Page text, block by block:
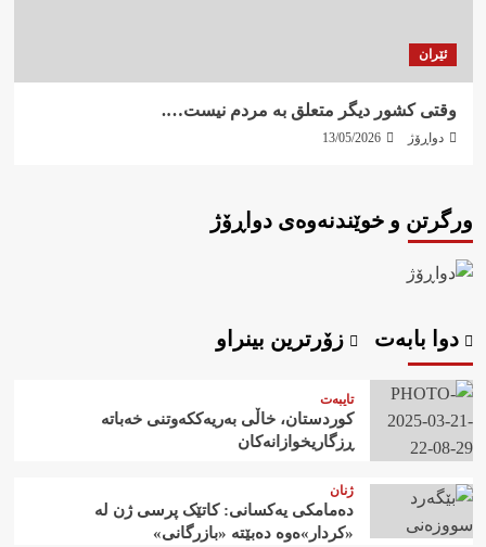
ئێران
وقتی کشور دیگر متعلق به مردم نیست….
دواڕۆژ 13/05/2026
ورگرتن و خوێندنەوەی دواڕۆژ
دوا بابەت زۆرترین بینراو
تایبەت
کوردستان، خاڵی بەریەککەوتنی خەباتە
ڕزگاریخوازانەکان
ژنان
دەمامکی یەکسانی: کاتێک پرسی ژن لە
«کردار»ەوە دەبێتە «بازرگانی»